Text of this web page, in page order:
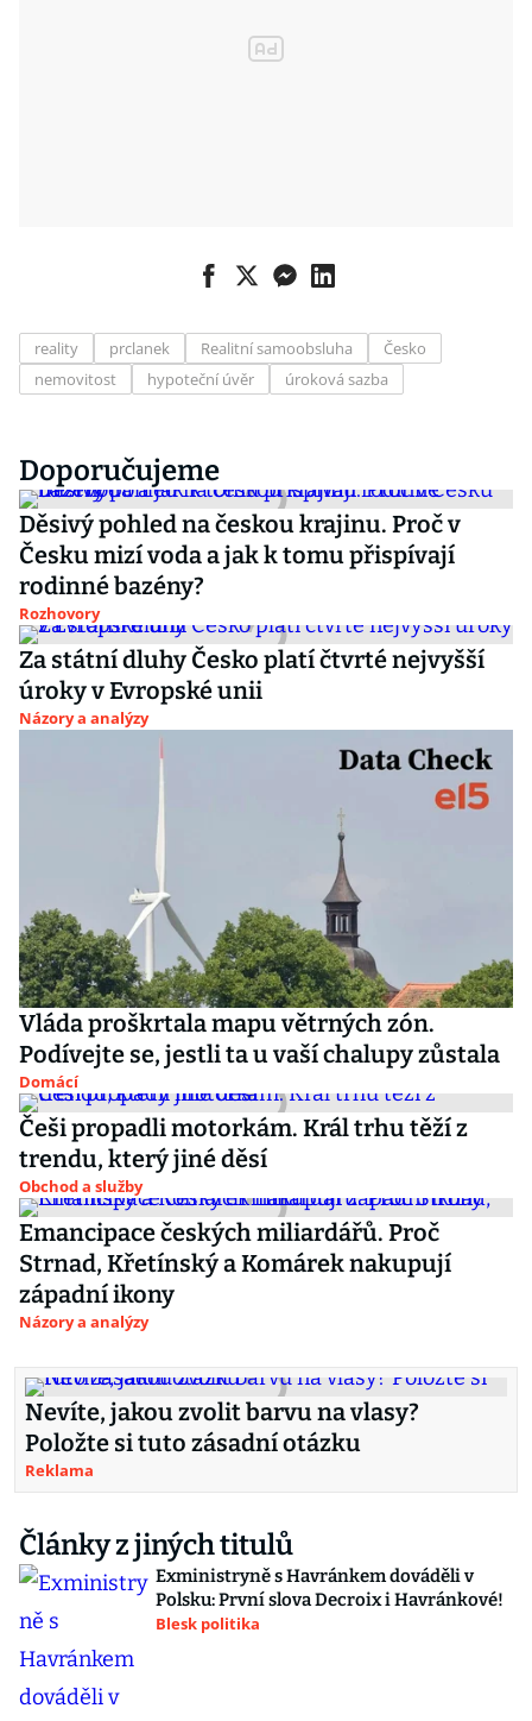
reality prclanek Realitní samoobsluha
Česko
nemovitost
hypoteční úvěr úroková sazba
Doporučujeme
Děsivý pohled na českou krajinu. Proč v
Česku mizí voda a jak k tomu přispívají
rodinné bazény?
Rozhovory
Za státní dluhy Česko platí čtvrté nejvyšší
úroky v Evropské unii
Názory a analýzy
Vláda proškrtala mapu větrných zón.
Podívejte se, jestli ta u vaší chalupy zůstala
Domácí
Češi propadli motorkám. Král trhu těží z
trendu, který jiné děsí
Obchod a služby
Emancipace českých miliardářů. Proč
Strnad, Křetínský a Komárek nakupují
západní ikony
Názory a analýzy
Nevíte, jakou zvolit barvu na vlasy?
Položte si tuto zásadní otázku
Reklama
Články z jiných titulů
Exministryně s Havránkem dováděli v
Polsku: První slova Decroix i Havránkové!
Blesk politika